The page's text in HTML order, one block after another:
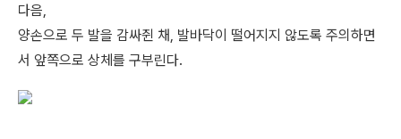
다음,
양손으로 두 발을 감싸쥔 채, 발바닥이 떨어지지 않도록 주의하면
서 앞쪽으로 상체를 구부린다.